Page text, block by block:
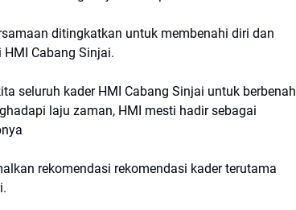
ditingkatkan untuk membenahi diri dan
Cabang Sinjai.
seluruh kader HMI Cabang Sinjai untuk berbenah
laju zaman, HMI mesti hadir sebagai
rekomendasi rekomendasi kader terutama